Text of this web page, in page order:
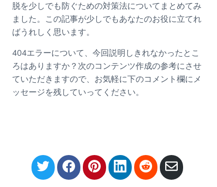
脱を少しでも防ぐための対策法についてまとめてみ
ました。この記事が少しでもあなたのお役に立てれ
ばうれしく思います。
404エラーについて、今回説明しきれなかったとこ
ろはありますか？次のコンテンツ作成の参考にさせ
ていただきますので、お気軽に下のコメント欄にメ
ッセージを残していってください。
S
h
S
h
S
h
S
h
S
h
S
h